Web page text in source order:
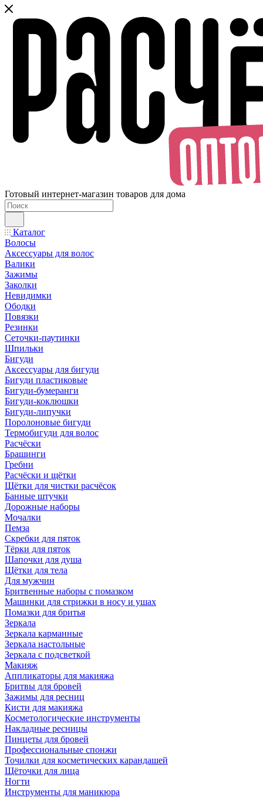
Готовый интернет-магазин товаров для дома
Каталог
Волосы
Аксессуары для волос
Валики
Зажимы
Заколки
Невидимки
Ободки
Повязки
Резинки
Сеточки-паутинки
Шпильки
Бигуди
Аксессуары для бигуди
Бигуди пластиковые
Бигуди-бумеранги
Бигуди-коклюшки
Бигуди-липучки
Поролоновые бигуди
Термобигуди для волос
Расчёски
Брашинги
Гребни
Расчёски и щётки
Щётки для чистки расчёсок
Банные штучки
Дорожные наборы
Мочалки
Пемза
Скребки для пяток
Тёрки для пяток
Шапочки для душа
Щётки для тела
Для мужчин
Бритвенные наборы с помазком
Машинки для стрижки в носу и ушах
Помазки для бритья
Зеркала
Зеркала карманные
Зеркала настольные
Зеркала с подсветкой
Макияж
Аппликаторы для макияжа
Бритвы для бровей
Зажимы для ресниц
Кисти для макияжа
Косметологические инструменты
Накладные ресницы
Пинцеты для бровей
Профессиональные спонжи
Точилки для косметических карандашей
Щёточки для лица
Ногти
Инструменты для маникюра